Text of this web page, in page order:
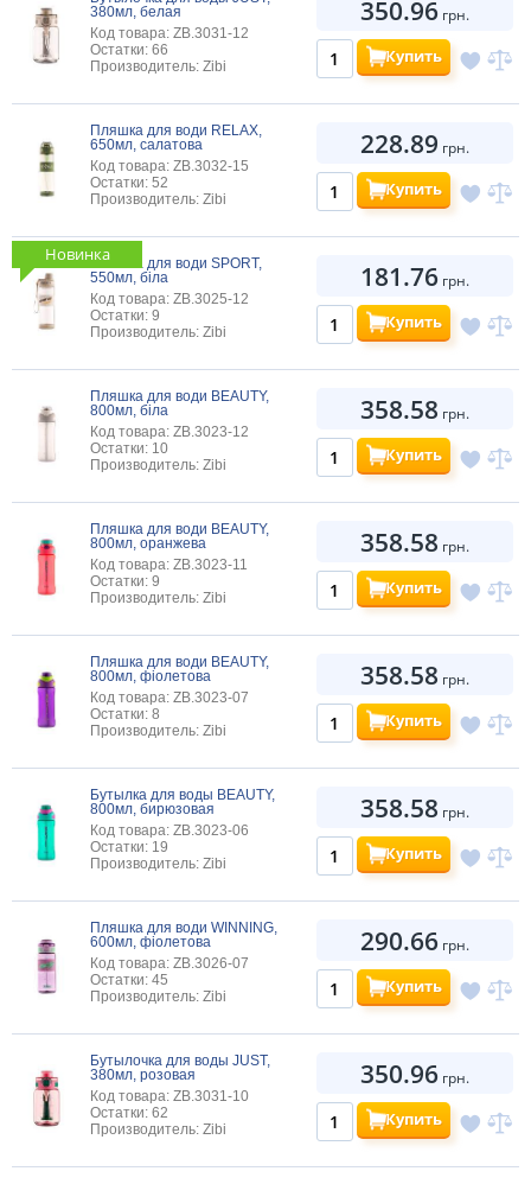
380мл, белая
Код товара: ZB.3031-12
Остатки: 66
Производитель: Zibi
350.96 грн.
Купить
Пляшка для води RELAX,
650мл, салатова
Код товара: ZB.3032-15
Остатки: 52
Производитель: Zibi
228.89 грн.
Купить
НовинкаПляшка для води SPORT,
550мл, біла
Код товара: ZB.3025-12
Остатки: 9
Производитель: Zibi
181.76 грн.
Купить
Пляшка для води BEAUTY,
800мл, біла
Код товара: ZB.3023-12
Остатки: 10
Производитель: Zibi
358.58 грн.
Купить
Пляшка для води BEAUTY,
800мл, оранжева
Код товара: ZB.3023-11
Остатки: 9
Производитель: Zibi
358.58 грн.
Купить
Пляшка для води BEAUTY,
800мл, фіолетова
Код товара: ZB.3023-07
Остатки: 8
Производитель: Zibi
358.58 грн.
Купить
Бутылка для воды BEAUTY,
800мл, бирюзовая
Код товара: ZB.3023-06
Остатки: 19
Производитель: Zibi
358.58 грн.
Купить
Пляшка для води WINNING,
600мл, фіолетова
Код товара: ZB.3026-07
Остатки: 45
Производитель: Zibi
290.66 грн.
Купить
Бутылочка для воды JUST,
380мл, розовая
Код товара: ZB.3031-10
Остатки: 62
Производитель: Zibi
350.96 грн.
Купить